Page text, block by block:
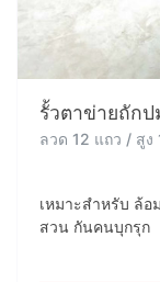
รั้วตาข่ายถักป
ลวด 12 แถว / สู
เหมาะสำหรับ ล้
สวน กันคนบุกรุก